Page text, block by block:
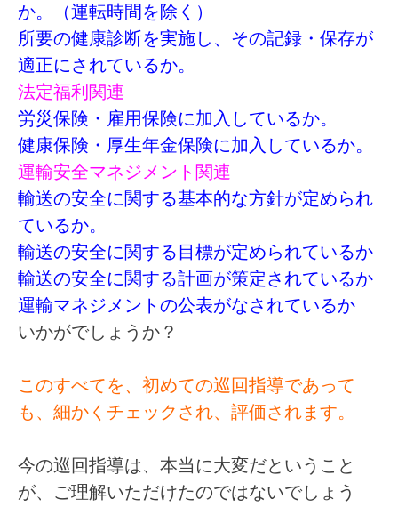
か。（運転時間を除く）
所要の健康診断を実施し、その記録・保存が
適正にされているか。
法定福利関連
労災保険・雇用保険に加入しているか。
健康保険・厚生年金保険に加入しているか。
運輸安全マネジメント関連
輸送の安全に関する基本的な方針が定められ
ているか。
輸送の安全に関する目標が定められているか
輸送の安全に関する計画が策定されているか
運輸マネジメントの公表がなされているか
いかがでしょうか？
このすべてを、初めての巡回指導であって
も、細かくチェックされ、評価されます。
今の巡回指導は、本当に大変だということ
が、ご理解いただけたのではないでしょう